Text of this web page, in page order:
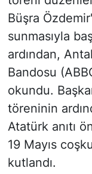
Büşra
sunmasıyla
ardından,
Bandosu
okundu.
töreninin
Atatürk anıtı
19 Mayıs
kutlandı.